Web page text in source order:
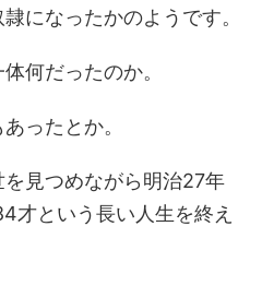
になったかのようです。
何だったのか。
ったとか。
を見つめながら明治27年
才という長い人生を終え